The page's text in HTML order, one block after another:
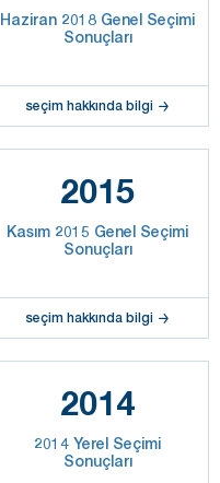
Haziran 2018 Genel Seçimi
Sonuçları
seçim hakkında bilgi
2015
Kasım 2015 Genel Seçimi
Sonuçları
seçim hakkında bilgi
2014
2014 Yerel Seçimi
Sonuçları